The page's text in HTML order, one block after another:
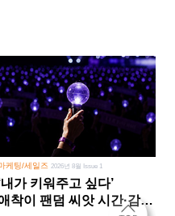
케팅/세일즈 2026년 8월 Issue 1
내가 키워주고 싶다’
착이 팬덤 씨앗 시간·감정